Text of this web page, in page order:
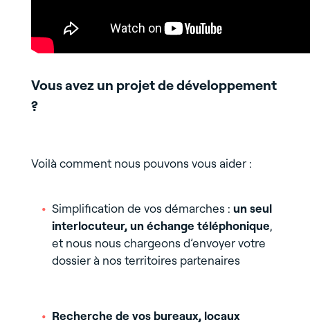
Vous avez un projet de développement
?
Voilà comment nous pouvons vous aider :
Simplification de vos démarches : un seul
interlocuteur, un échange téléphonique,
et nous nous chargeons d’envoyer votre
dossier à nos territoires partenaires
Recherche de vos bureaux, locaux